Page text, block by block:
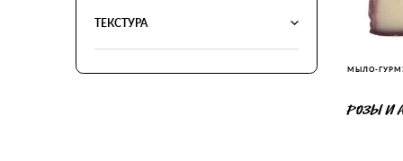
ТЕКСТУРА
МЫЛО-
РОЗЫ И